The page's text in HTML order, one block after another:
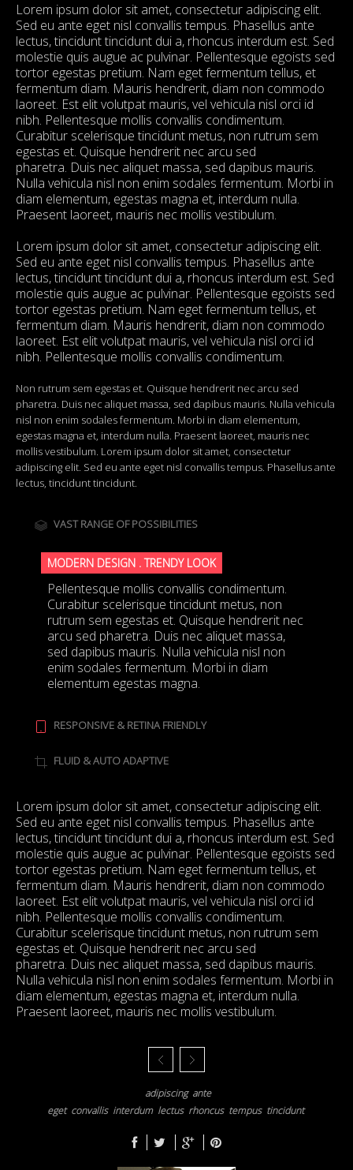
Lorem ipsum dolor sit amet, consectetur adipiscing elit.
Sed eu ante eget nisl convallis tempus. Phasellus ante
lectus, tincidunt tincidunt dui a, rhoncus interdum est. Sed
molestie quis augue ac pulvinar. Pellentesque egoists sed
tortor egestas pretium. Nam eget fermentum tellus, et
fermentum diam. Mauris hendrerit, diam non commodo
laoreet. Est elit volutpat mauris, vel vehicula nisl orci id
nibh. Pellentesque mollis convallis condimentum.
Curabitur scelerisque tincidunt metus, non rutrum sem
egestas et. Quisque hendrerit nec arcu sed
pharetra. Duis nec aliquet massa, sed dapibus mauris.
Nulla vehicula nisl non enim sodales fermentum. Morbi in
diam elementum, egestas magna et, interdum nulla.
Praesent laoreet, mauris nec mollis vestibulum.
Lorem ipsum dolor sit amet, consectetur adipiscing elit.
Sed eu ante eget nisl convallis tempus. Phasellus ante
lectus, tincidunt tincidunt dui a, rhoncus interdum est. Sed
molestie quis augue ac pulvinar. Pellentesque egoists sed
tortor egestas pretium. Nam eget fermentum tellus, et
fermentum diam. Mauris hendrerit, diam non commodo
laoreet. Est elit volutpat mauris, vel vehicula nisl orci id
nibh. Pellentesque mollis convallis condimentum.
Non rutrum sem egestas et. Quisque hendrerit nec arcu sed
pharetra. Duis nec aliquet massa, sed dapibus mauris. Nulla vehicula
nisl non enim sodales fermentum. Morbi in diam elementum,
egestas magna et, interdum nulla. Praesent laoreet, mauris nec
mollis vestibulum. Lorem ipsum dolor sit amet, consectetur
adipiscing elit. Sed eu ante eget nisl convallis tempus. Phasellus ante
lectus, tincidunt tincidunt.
VAST RANGE OF POSSIBILITIES
MODERN DESIGN . TRENDY LOOK
Pellentesque mollis convallis condimentum.
Curabitur scelerisque tincidunt metus, non
rutrum sem egestas et. Quisque hendrerit nec
arcu sed pharetra. Duis nec aliquet massa,
sed dapibus mauris. Nulla vehicula nisl non
enim sodales fermentum. Morbi in diam
elementum egestas magna.
RESPONSIVE & RETINA FRIENDLY
FLUID & AUTO ADAPTIVE
Lorem ipsum dolor sit amet, consectetur adipiscing elit.
Sed eu ante eget nisl convallis tempus. Phasellus ante
lectus, tincidunt tincidunt dui a, rhoncus interdum est. Sed
molestie quis augue ac pulvinar. Pellentesque egoists sed
tortor egestas pretium. Nam eget fermentum tellus, et
fermentum diam. Mauris hendrerit, diam non commodo
laoreet. Est elit volutpat mauris, vel vehicula nisl orci id
nibh. Pellentesque mollis convallis condimentum.
Curabitur scelerisque tincidunt metus, non rutrum sem
egestas et. Quisque hendrerit nec arcu sed
pharetra. Duis nec aliquet massa, sed dapibus mauris.
Nulla vehicula nisl non enim sodales fermentum. Morbi in
diam elementum, egestas magna et, interdum nulla.
Praesent laoreet, mauris nec mollis vestibulum.
adipiscing ante
eget convallis interdum lectus rhoncus tempus tincidunt